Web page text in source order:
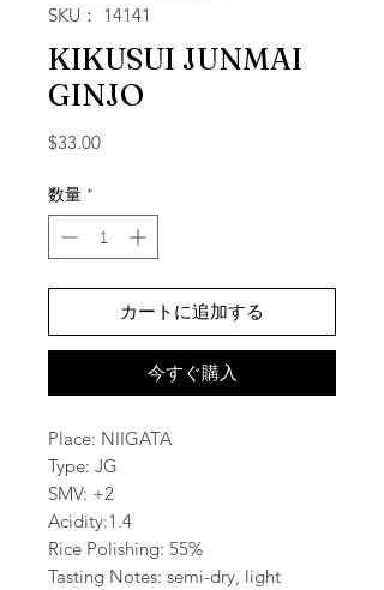
SKU： 14141
KIKUSUI JUNMAI
GINJO
$33.00価格
数量 *
カートに追加する
今すぐ購入
Place: NIIGATA
Type: JG
SMV: +2
Acidity:1.4
Rice Polishing: 55%
Tasting Notes: semi-dry, light